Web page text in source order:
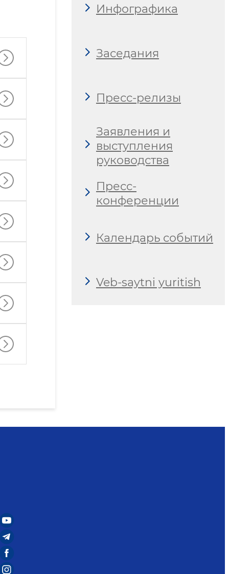
Инфографика
Заседания
Пресс-релизы
Заявления и
выступления
руководства
Пресс-
конференции
Календарь событий
Veb-saytni yuritish